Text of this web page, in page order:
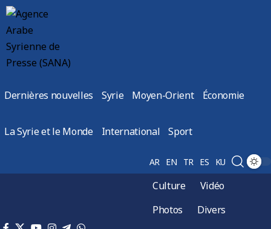
Dernières nouvelles Syrie Moyen-Orient Économie
La Syrie et le Monde International Sport
AR EN TR ES KU
Culture
Vidéo
Photos
Divers